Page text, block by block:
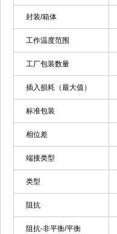
封装/箱体
工作温度范围
工厂包装数量
插入损耗（最大值）
标准包装
相位差
端接类型
类型
阻抗
阻抗-非平衡/平衡